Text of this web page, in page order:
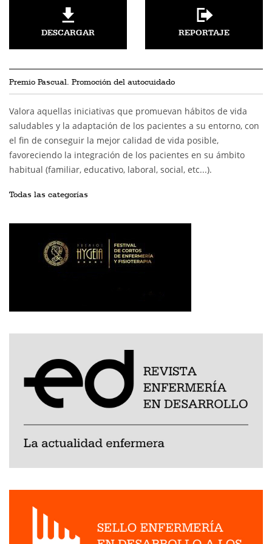
DESCARGAR REPORTAJE
Premio Pascual. Promoción del autocuidado
Valora aquellas iniciativas que promuevan hábitos de vida
saludables y la adaptación de los pacientes a su entorno, con
el fin de conseguir la mejor calidad de vida posible,
favoreciendo la integración de los pacientes en su ámbito
habitual (familiar, educativo, laboral, social, etc...).
Todas las categorías